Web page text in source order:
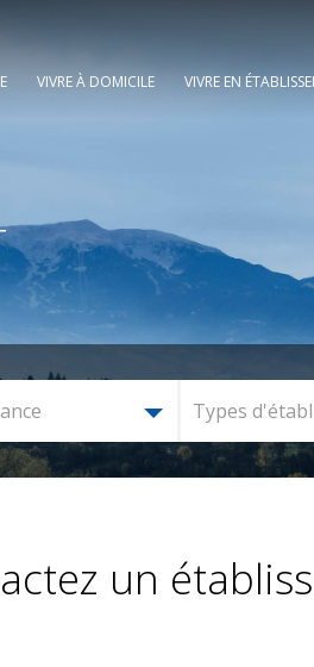
VIVRE À DOMICILE VIVRE EN
Types
un